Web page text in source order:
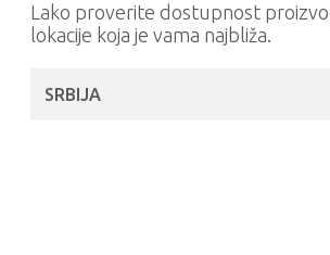
Lako proverite dostupnost
lokacije koja je vama najbliža.
SRBIJA